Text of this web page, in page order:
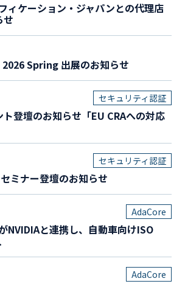
ィケーション・ジャパンとの代理店
せ
Spring 出展のお知らせ
登壇のお知らせ「EU CRAへの対応
セキュリティ認証
ミナー登壇のお知らせ
セキュリティ認証
NVIDIAと連携し、自動車向けISO
AdaCore
AdaCore